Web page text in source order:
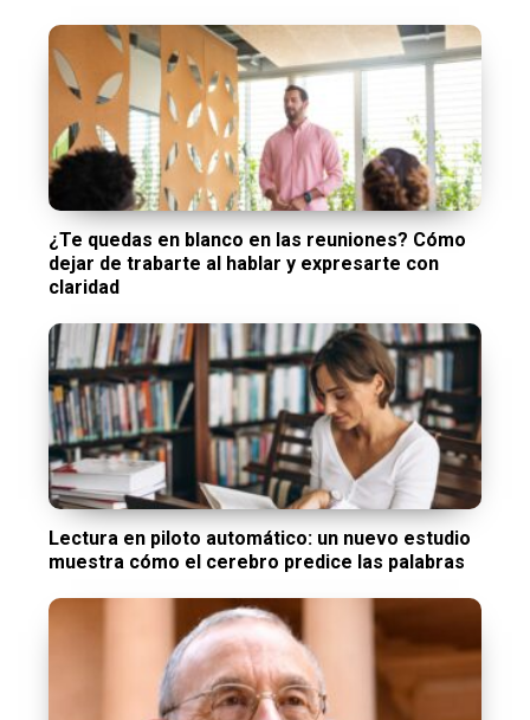
¿Te quedas en blanco en las reuniones? Cómo
dejar de trabarte al hablar y expresarte con
claridad
Lectura en piloto automático: un nuevo estudio
muestra cómo el cerebro predice las palabras